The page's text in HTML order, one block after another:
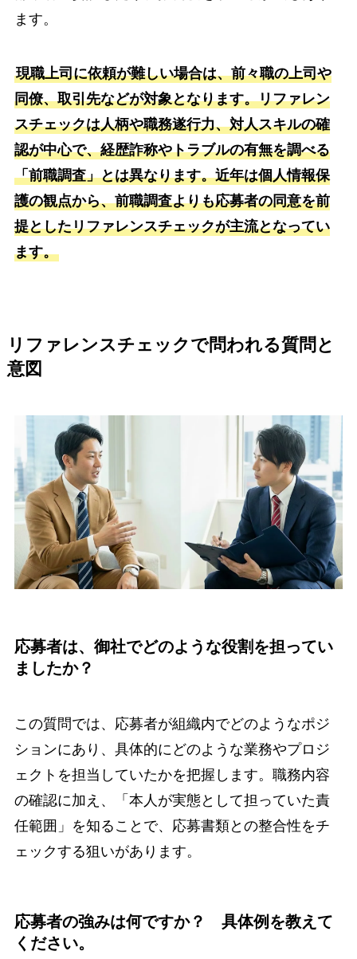
ます。
現職上司に依頼が難しい場合は、前々職の上司や
同僚、取引先などが対象となります。リファレン
スチェックは人柄や職務遂行力、対人スキルの確
認が中心で、経歴詐称やトラブルの有無を調べる
「前職調査」とは異なります。近年は個人情報保
護の観点から、前職調査よりも応募者の同意を前
提としたリファレンスチェックが主流となってい
ます。
リファレンスチェックで問われる質問と
意図
応募者は、御社でどのような役割を担ってい
ましたか？
この質問では、応募者が組織内でどのようなポジ
ションにあり、具体的にどのような業務やプロジ
ェクトを担当していたかを把握します。職務内容
の確認に加え、「本人が実態として担っていた責
任範囲」を知ることで、応募書類との整合性をチ
ェックする狙いがあります。
応募者の強みは何ですか？ 具体例を教えて
ください。